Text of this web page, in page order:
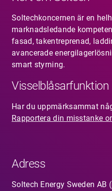
Soltechkoncernen är en
marknadsledande
fasad, takentreprenad,
avancerade
smart styrning.
Visselblåsarfunktion
Har du uppmärksammat
Rapportera din misstanke
Adress
Soltech Energy Sweden AB